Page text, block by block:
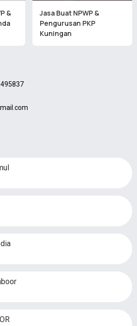
&
Jasa Buat NPWP &
Pengurusan PKP
Kuningan